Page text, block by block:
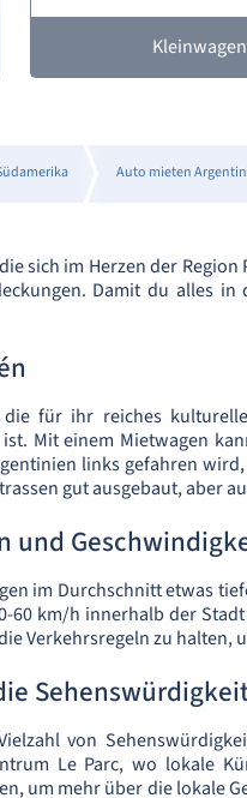
Auto mieten
sich im Herzen der
Damit du alles
für ihr reiches
Mit einem Mietwagen
links gefahren
gut ausgebaut, aber
und
im Durchschnitt etwas
60 km/h innerhalb der
Verkehrsregeln zu halten,
von
Le Parc, wo lokale
um mehr über die lokale